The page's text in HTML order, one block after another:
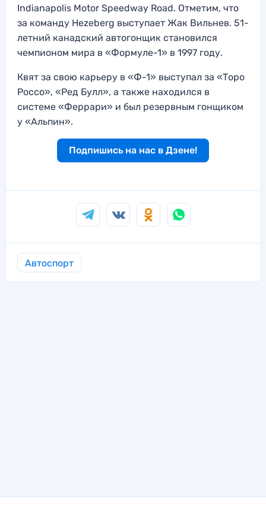
Indianapolis Motor Speedway Road. Отметим, что
за команду Hezeberg выступает Жак Вильнев. 51-
летний канадский автогонщик становился
чемпионом мира в «Формуле-1» в 1997 году.
Квят за свою карьеру в «Ф-1» выступал за «Торо
Россо», «Ред Булл», а также находился в
системе «Феррари» и был резервным гонщиком
у «Альпин».
Подпишись на нас в Дзене!
Автоспорт